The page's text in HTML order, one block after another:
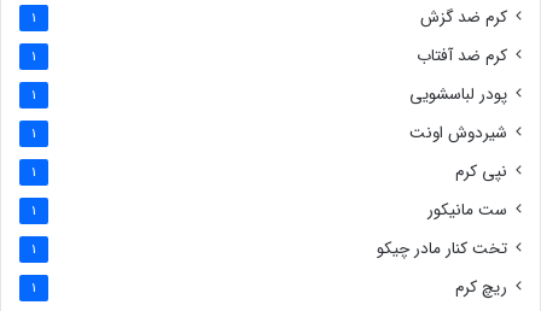
کرم ضد گزش 1
کرم ضد آفتاب 1
پودر لباسشویی 1
شیردوش اونت 1
نپی کرم 1
ست مانیکور 1
تخت کنار مادر چیکو 1
ریچ کرم 1